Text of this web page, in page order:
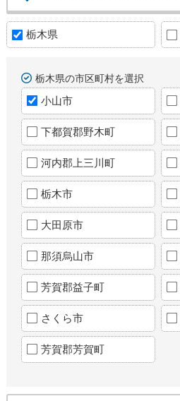
栃木県
栃木県の市区町村を選択
小山市
下都賀郡野木町
河内郡上三川町
栃木市
大田原市
那須烏山市
芳賀郡益子町
さくら市
芳賀郡芳賀町